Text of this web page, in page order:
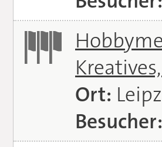
Ort:
Besucher: